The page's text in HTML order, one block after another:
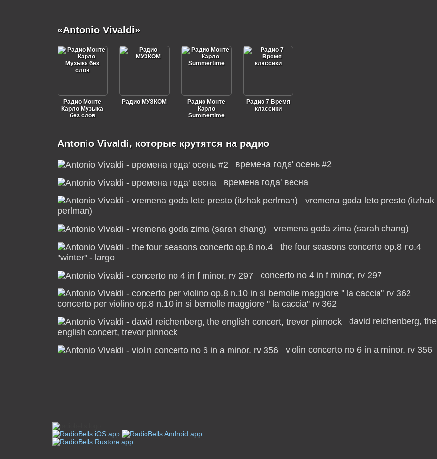
«Antonio Vivaldi»
Радио Монте
Карло Музыка
без слов
Радио МУЗКОМ
Радио Монте
Карло
Summertime
Радио 7 Время
классики
Antonio Vivaldi, которые крутятся на радио
времена года' осень #2
времена года' весна
vremena goda leto presto (itzhak
perlman)
vremena goda zima (sarah chang)
the four seasons concerto op.8 no.4
"winter" - largo
concerto no 4 in f minor, rv 297
concerto per violino op.8 n.10 in si bemolle maggiore '' la caccia'' rv 362
david reichenberg, the
english concert, trevor pinnock
violin concerto no 6 in a minor. rv 356